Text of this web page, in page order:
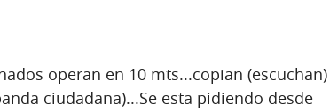
operan en 10 mts...copian (escuchan)
ciudadana)...Se esta pidiendo desde